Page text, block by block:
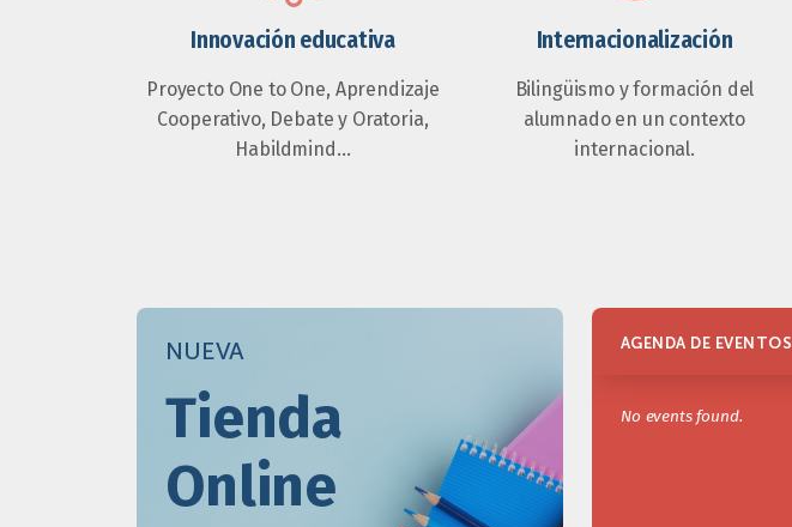
Innovación educativa
Proyecto One to One, Aprendizaje
Cooperativo, Debate y Oratoria,
Habildmind…
Internacionalización
Bilingüismo y formación del
alumnado en un contexto
internacional.
NUEVA
Tienda
Online
AGENDA DE EVENTOS
No events found.